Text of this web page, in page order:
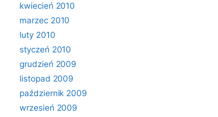
kwiecień 2010
marzec 2010
luty 2010
styczeń 2010
grudzień 2009
listopad 2009
październik 2009
wrzesień 2009